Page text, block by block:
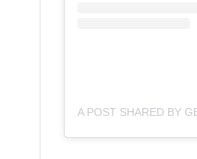
A POST SHARED BY